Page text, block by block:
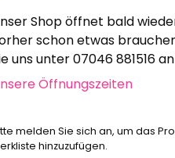
Shop öffnet bald
schon etwas
uns unter 07046 881516
Öffnungszeiten
melden Sie sich an, um das
hinzuzufügen.